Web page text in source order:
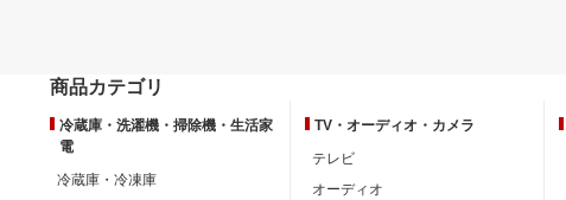
商品カテゴリ
冷蔵庫・洗濯機・掃除機・生活家
電
冷蔵庫・冷凍庫
TV・オーディオ・カメラ
テレビ
オーディオ